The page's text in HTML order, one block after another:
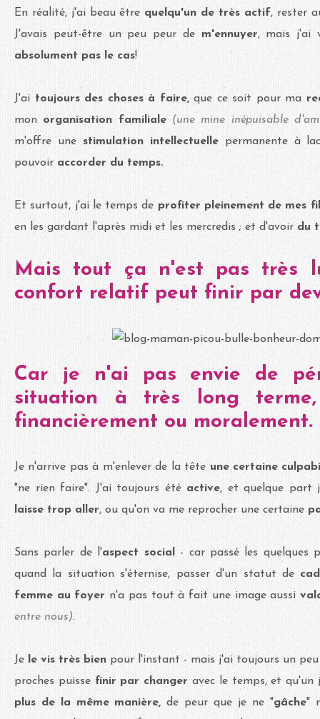
En réalité, j'ai beau être quelqu'un de très actif, rester
J'avais peut-être un peu peur de m'ennuyer, mais j'ai
absolument pas le cas!
J'ai toujours des choses à faire, que ce soit pour ma
mon organisation familiale (une mine inépuisable
m'offre une stimulation intellectuellepermanente à
pouvoir accorder du temps.
Et surtout, j'ai le temps de profiter pleinement de mes
en les gardant l'après midi et les mercredis ; et d'avoir du
Mais tout ça n'est pas très
confort relatif peut finir par
Car je n'ai pas envie de
situation à très long
financièrement ou moralement.
Je n'arrive pas à m'enlever de la tête une certaine
"ne rien faire". J'ai toujours été active, et quelque part
laisse trop aller, ou qu'on va me reprocher une certaine
Sans parler de l'aspect social
- car passé les quelques
quand la situation s'éternise, passer d'un statut de
femme au foyer n'a pas tout à fait une image aussi
entre nous).
Je le vis très bien pour l'instant - mais j'ai toujours un
proches puisse finir par changer avec le temps, et
plus de la même manière, de peur que je ne "gâche"